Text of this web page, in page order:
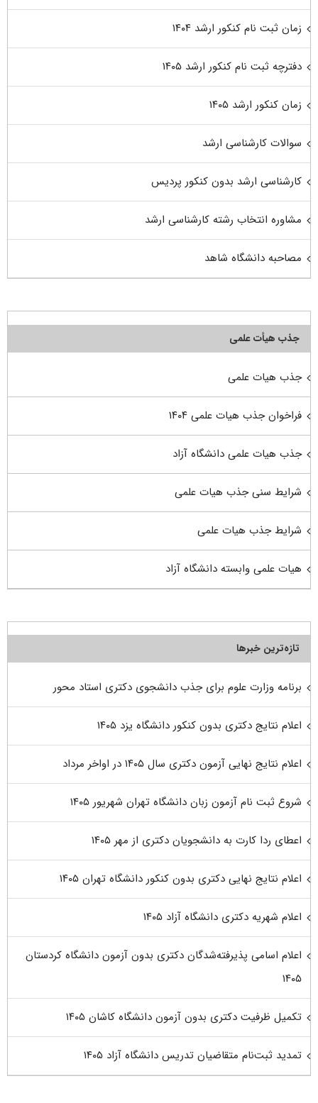
زمان ثبت نام کنکور ارشد ۱۴۰۴
دفترچه ثبت نام کنکور ارشد ۱۴۰۵
زمان کنکور ارشد ۱۴۰۵
سوالات کارشناسی ارشد
کارشناسی ارشد بدون کنکور پردیس
مشاوره انتخاب رشته کارشناسی ارشد
مصاحبه دانشگاه شاهد
جذب هیأت علمی
جذب هیات علمی
فراخوان جذب هیات علمی ۱۴۰۴
جذب هیات علمی دانشگاه آزاد
شرایط سنی جذب هیات علمی
شرایط جذب هیات علمی
هیات علمی وابسته دانشگاه آزاد
تازه‌ترین خبرها
برنامه وزارت علوم برای جذب دانشجوی دکتری استاد محور
اعلام نتایج دکتری بدون کنکور دانشگاه یزد ۱۴۰۵
اعلام نتایج نهایی آزمون دکتری سال ۱۴۰۵ در اواخر مرداد
شروع ثبت نام آزمون زبان دانشگاه تهران شهریور ۱۴۰۵
اعطای ردا کارت به دانشجویان دکتری از مهر ۱۴۰۵
اعلام نتایج نهایی دکتری بدون کنکور دانشگاه تهران ۱۴۰۵
اعلام شهریه دکتری دانشگاه آزاد ۱۴۰۵
اعلام اسامی پذیرفته‌شدگان دکتری بدون آزمون دانشگاه کردستان
۱۴۰۵
تکمیل ظرفیت دکتری بدون آزمون دانشگاه کاشان ۱۴۰۵
تمدید ثبت‌نام متقاضیان تدریس دانشگاه آزاد ۱۴۰۵